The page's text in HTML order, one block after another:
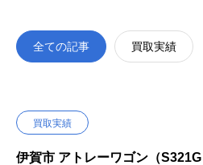
全ての記事 買取実績
買取実績
伊賀市 アトレーワゴン（